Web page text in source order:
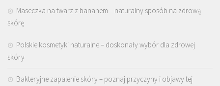
Maseczka na twarz z bananem – naturalny sposób na zdrową
skórę
Polskie kosmetyki naturalne – doskonały wybór dla zdrowej
skóry
Bakteryjne zapalenie skóry – poznaj przyczyny i objawy tej